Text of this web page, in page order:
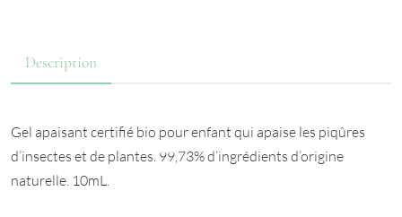
Description
Gel apaisant certifié bio pour enfant qui apaise les piqûres
d’insectes et de plantes. 99,73% d’ingrédients d’origine
naturelle. 10mL.